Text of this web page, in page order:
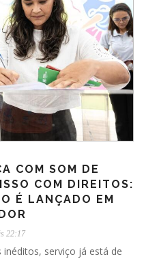
COM SOM DE
COM DIREITOS:
É LANÇADO EM
22:17
serviço já está de